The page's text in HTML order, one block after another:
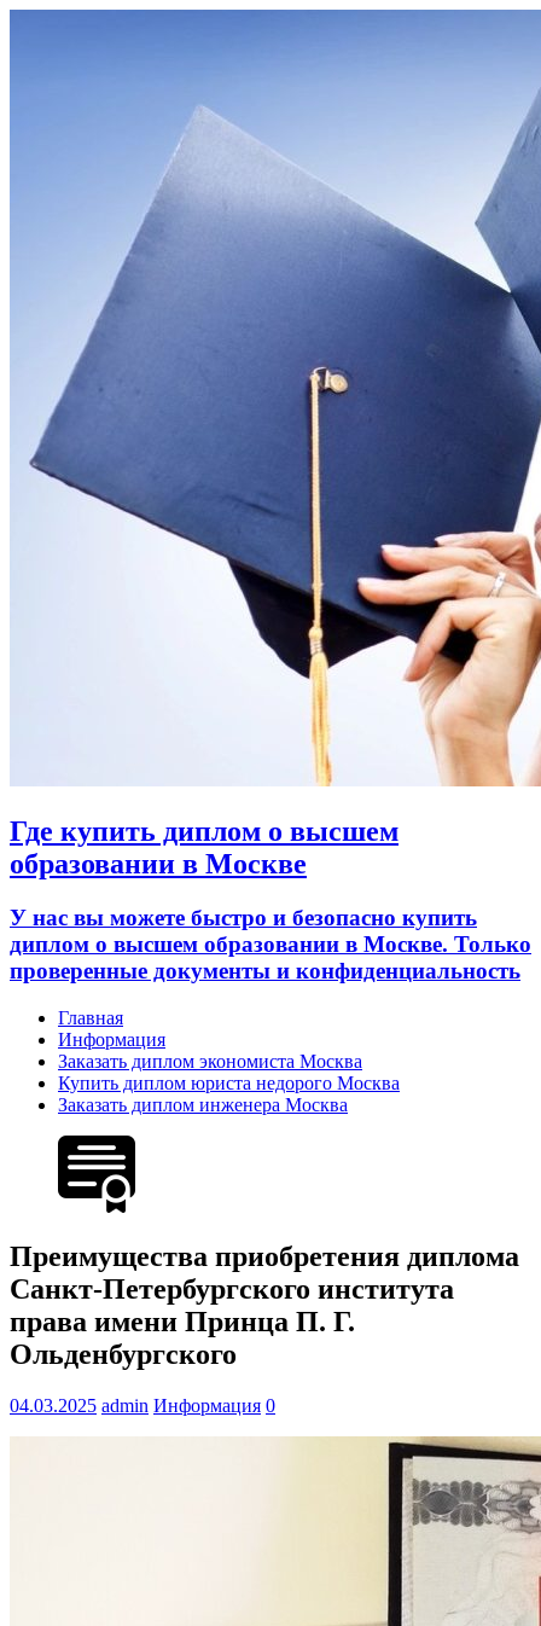
Где купить диплом о высшем
образовании в Москве
У нас вы можете быстро и безопасно купить
диплом о высшем образовании в Москве. Только
проверенные документы и конфиденциальность
Главная
Информация
Заказать диплом экономиста Москва
Купить диплом юриста недорого Москва
Заказать диплом инженера Москва
Преимущества приобретения диплома
Санкт-Петербургского института
права имени Принца П. Г.
Ольденбургского
04.03.2025 admin Информация 0